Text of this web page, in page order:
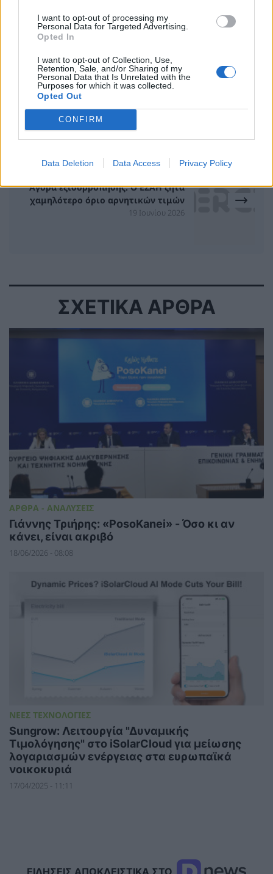
I want to opt-out of processing my
Personal Data for Targeted Advertising.
Opted In
I want to opt-out of Collection, Use,
Retention, Sale, and/or Sharing of my
Personal Data that Is Unrelated with the
Purposes for which it was collected.
Opted Out
CONFIRM
Data Deletion Data Access Privacy Policy
ΠΕΡΙΣΣΟΤΕΡΑ ΣΤΗΝ ΙΔΙΑ
Ο Όμιλος AKTOR ωριμάζει σχέδιο
17 Ιουνίου 2026
Αγορά εξισορρόπησης: Ο ΕΣΑΗ ζητά
χαμηλότερο όριο αρνητικών τιμών
19 Ιουνίου 2026
ΣΧΕΤΙΚΑ ΑΡΘΡΑ
ΑΡΘΡΑ - ΑΝΑΛΥΣΕΙΣ
Γιάννης Τριήρης: «PosoKanei» - Όσο κι αν
κάνει, είναι ακριβό
18/06/2026 - 08:08
ΝΕΕΣ ΤΕΧΝΟΛΟΓΙΕΣ
Sungrow: Λειτουργία "Δυναμικής
Τιμολόγησης" στο iSolarCloud για μείωσης
λογαριασμών ενέργειας στα ευρωπαϊκά
νοικοκυριά
17/04/2025 - 11:11